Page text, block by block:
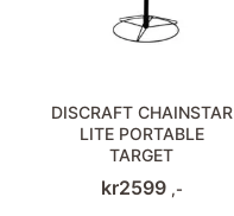
DISCRAFT CHAINSTAR
LITE PORTABLE
TARGET
kr2599 ,-